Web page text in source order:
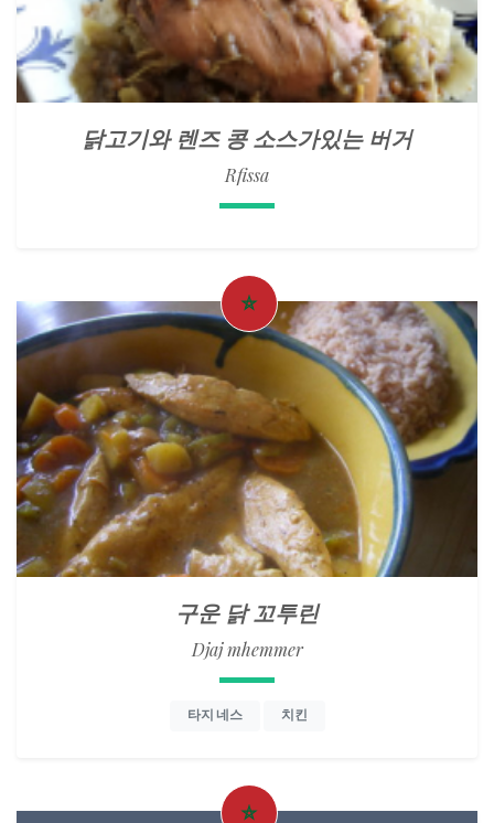
닭고기와 렌즈 콩 소스가있는 버거
Rfissa
구운 닭 꼬투린
Djaj mhemmer
타지 네스 치킨